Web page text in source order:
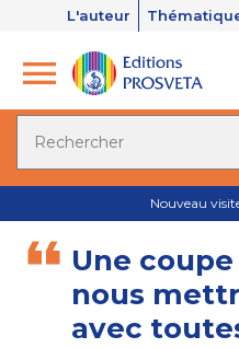
L'auteur
Nouveau
Une
nous
avec